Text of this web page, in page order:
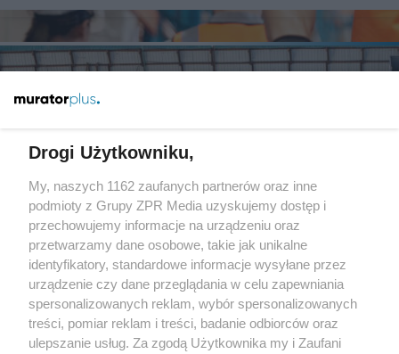
Jet grouting – skuteczna metoda wzmacniania i
Drogi Użytkowniku,
My, naszych 1162 zaufanych partnerów oraz inne
podmioty z Grupy ZPR Media uzyskujemy dostęp i
przechowujemy informacje na urządzeniu oraz
przetwarzamy dane osobowe, takie jak unikalne
identyfikatory, standardowe informacje wysyłane przez
urządzenie czy dane przeglądania w celu zapewniania
spersonalizowanych reklam, wybór spersonalizowanych
treści, pomiar reklam i treści, badanie odbiorców oraz
ulepszanie usług. Za zgodą Użytkownika my i Zaufani